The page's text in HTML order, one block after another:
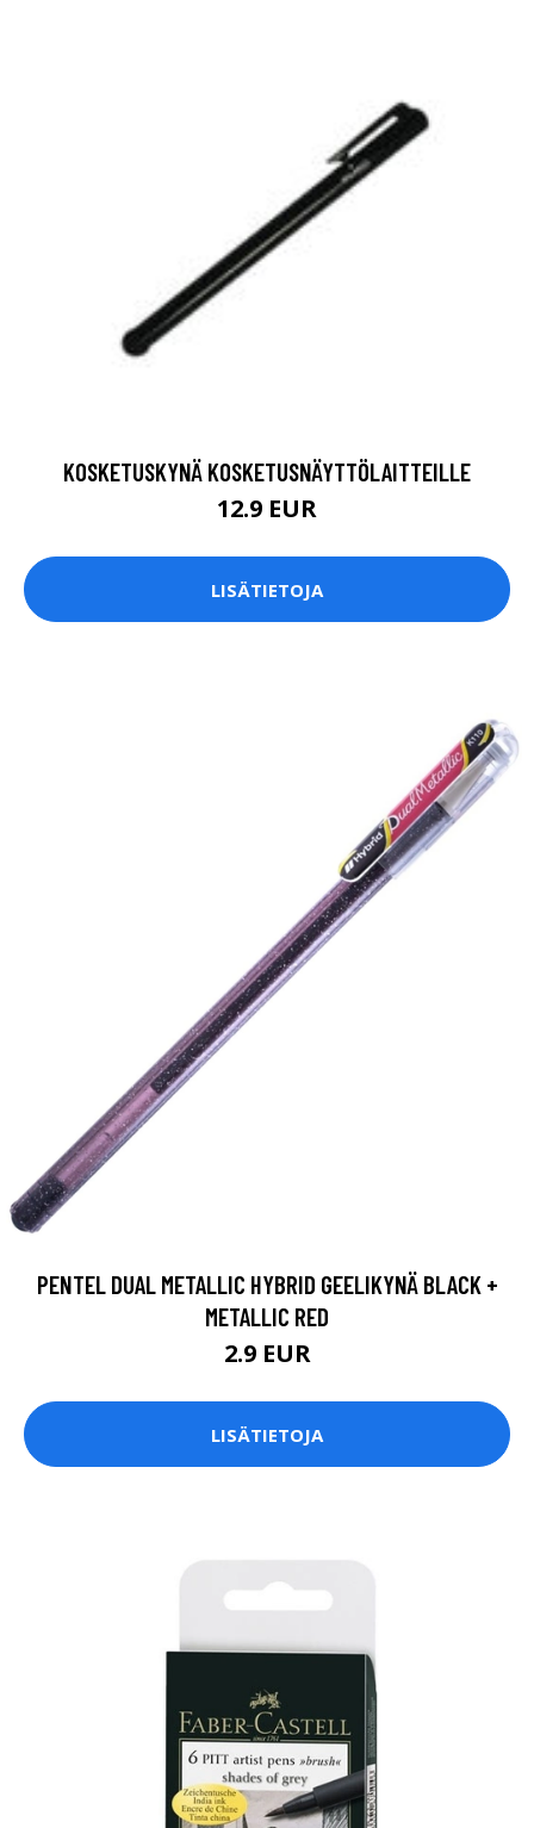
KOSKETUSKYNÄ KOSKETUSNÄYTTÖLAITTEILLE
12.9 EUR
LISÄTIETOJA
PENTEL DUAL METALLIC HYBRID GEELIKYNÄ BLACK +
METALLIC RED
2.9 EUR
LISÄTIETOJA